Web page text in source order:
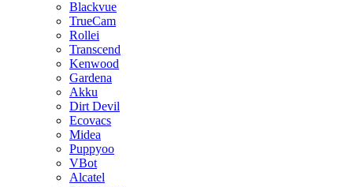
Blackvue
TrueCam
Rollei
Transcend
Kenwood
Gardena
Akku
Dirt Devil
Ecovacs
Midea
Puppyoo
VBot
Alcatel